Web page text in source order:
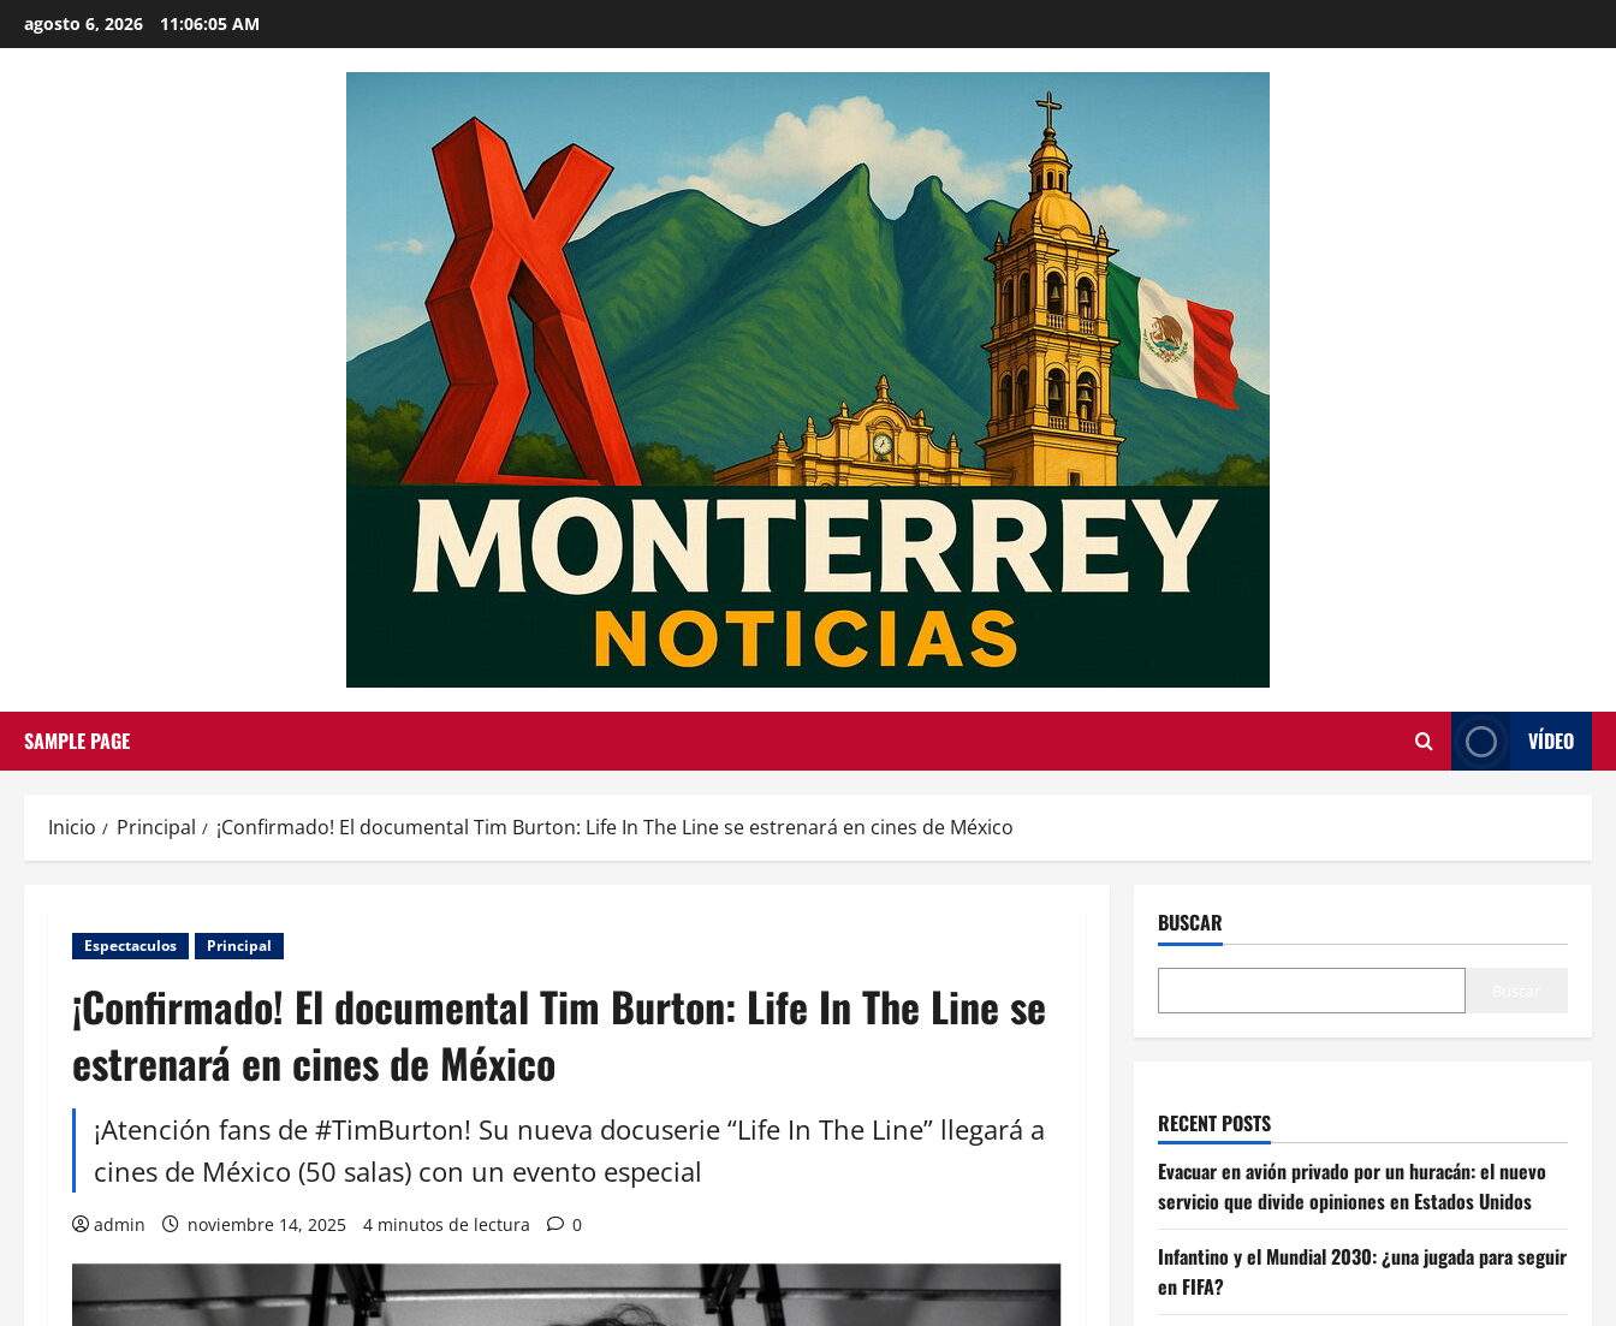
al
agosto 6, 2026 11:06:06 AM
SAMPLE PAGE VÍDEO
Inicio Principal ¡Confirmado! El documental Tim Burton: Life In The Line se estrenará en cines de México
Espectaculos Principal
¡Confirmado! El documental Tim Burton: Life In The Line se
estrenará en cines de México
¡Atención fans de #TimBurton! Su nueva docuserie “Life In The Line” llegará a
cines de México (50 salas) con un evento especial
admin noviembre 14, 2025 4 minutos de lectura 0
BUSCAR
RECENT POSTS
Evacuar en avión privado por un huracán: el nuevo
servicio que divide opiniones en Estados Unidos
Infantino y el Mundial 2030: ¿una jugada para seguir
en FIFA?